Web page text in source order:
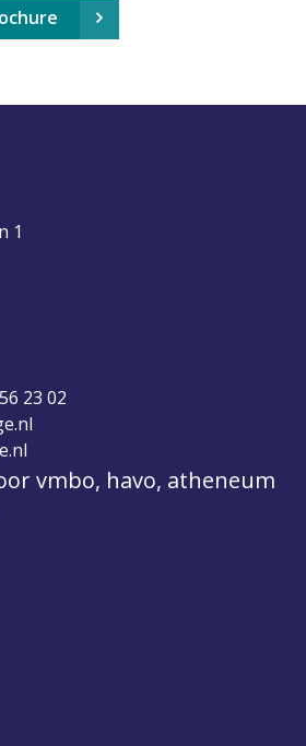
1
23 02
vmbo, havo, atheneum